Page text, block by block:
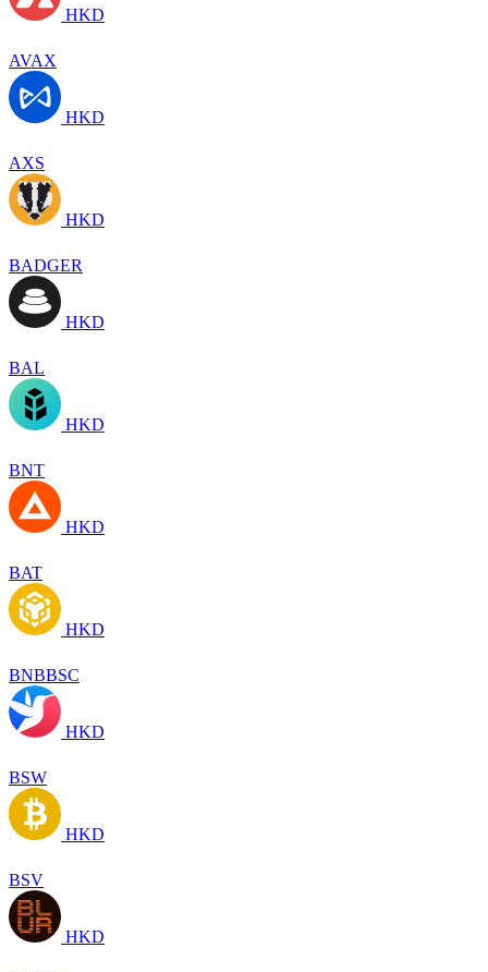
HKD
AVAX
HKD
AXS
HKD
BADGER
HKD
BAL
HKD
BNT
HKD
BAT
HKD
BNBBSC
HKD
BSW
HKD
BSV
HKD